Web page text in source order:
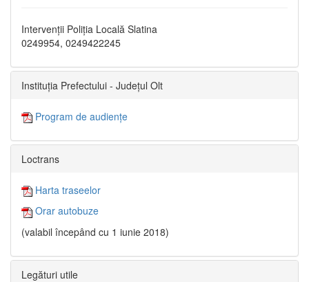
Intervenții Poliția Locală Slatina
0249954, 0249422245
Instituția Prefectului - Județul Olt
Program de audiențe
Loctrans
Harta traseelor
Orar autobuze
(valabil începând cu 1 iunie 2018)
Legături utile